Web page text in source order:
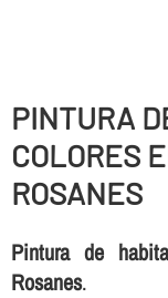
PINTURA
COLORES
ROSANES
Pintura de
Rosanes.